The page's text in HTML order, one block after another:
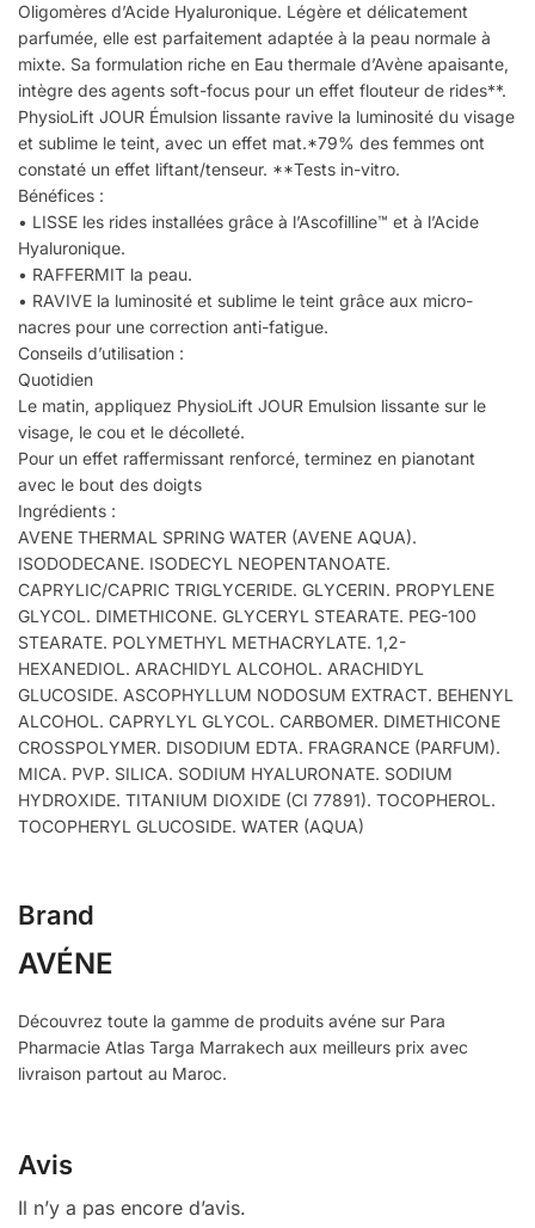
Oligomères d’Acide Hyaluronique. Légère et délicatement
parfumée, elle est parfaitement adaptée à la peau normale à
mixte. Sa formulation riche en Eau thermale d’Avène apaisante,
intègre des agents soft-focus pour un effet flouteur de rides**.
PhysioLift JOUR Émulsion lissante ravive la luminosité du visage
et sublime le teint, avec un effet mat.*79% des femmes ont
constaté un effet liftant/tenseur. **Tests in-vitro.
Bénéfices :
• LISSE les rides installées grâce à l’Ascofilline™ et à l’Acide
Hyaluronique.
• RAFFERMIT la peau.
• RAVIVE la luminosité et sublime le teint grâce aux micro-
nacres pour une correction anti-fatigue.
Conseils d’utilisation :
Quotidien
Le matin, appliquez PhysioLift JOUR Emulsion lissante sur le
visage, le cou et le décolleté.
Pour un effet raffermissant renforcé, terminez en pianotant
avec le bout des doigts
Ingrédients :
AVENE THERMAL SPRING WATER (AVENE AQUA).
ISODODECANE. ISODECYL NEOPENTANOATE.
CAPRYLIC/CAPRIC TRIGLYCERIDE. GLYCERIN. PROPYLENE
GLYCOL. DIMETHICONE. GLYCERYL STEARATE. PEG-100
STEARATE. POLYMETHYL METHACRYLATE. 1,2-
HEXANEDIOL. ARACHIDYL ALCOHOL. ARACHIDYL
GLUCOSIDE. ASCOPHYLLUM NODOSUM EXTRACT. BEHENYL
ALCOHOL. CAPRYLYL GLYCOL. CARBOMER. DIMETHICONE
CROSSPOLYMER. DISODIUM EDTA. FRAGRANCE (PARFUM).
MICA. PVP. SILICA. SODIUM HYALURONATE. SODIUM
HYDROXIDE. TITANIUM DIOXIDE (CI 77891). TOCOPHEROL.
TOCOPHERYL GLUCOSIDE. WATER (AQUA)
Brand
AVÉNE
Découvrez toute la gamme de produits avéne sur Para
Pharmacie Atlas Targa Marrakech aux meilleurs prix avec
livraison partout au Maroc.
Avis
Il n’y a pas encore d’avis.